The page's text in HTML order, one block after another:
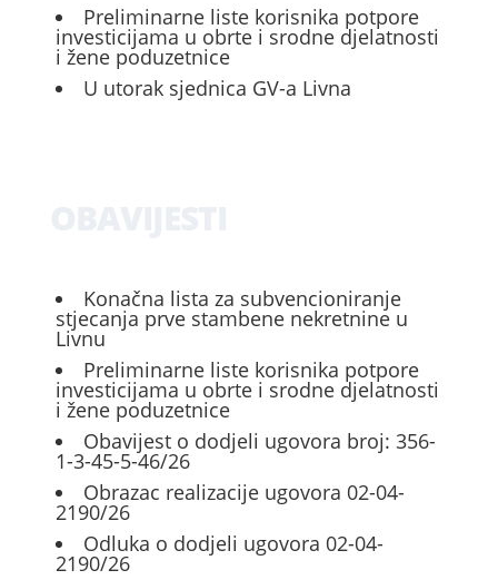
Preliminarne liste korisnika potpore
investicijama u obrte i srodne djelatnosti
i žene poduzetnice
U utorak sjednica GV-a Livna
Konačna lista za subvencioniranje
stjecanja prve stambene nekretnine u
Livnu
Preliminarne liste korisnika potpore
investicijama u obrte i srodne djelatnosti
i žene poduzetnice
Obavijest o dodjeli ugovora broj: 356-
1-3-45-5-46/26
Obrazac realizacije ugovora 02-04-
2190/26
Odluka o dodjeli ugovora 02-04-
2190/26